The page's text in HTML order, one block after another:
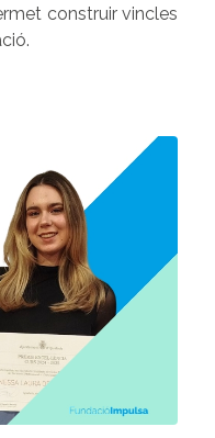
construir vincles